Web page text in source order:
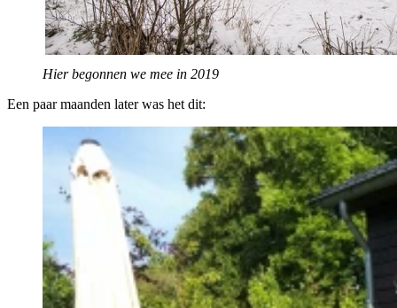
Hier begonnen we mee in 2019
Een paar maanden later was het dit: